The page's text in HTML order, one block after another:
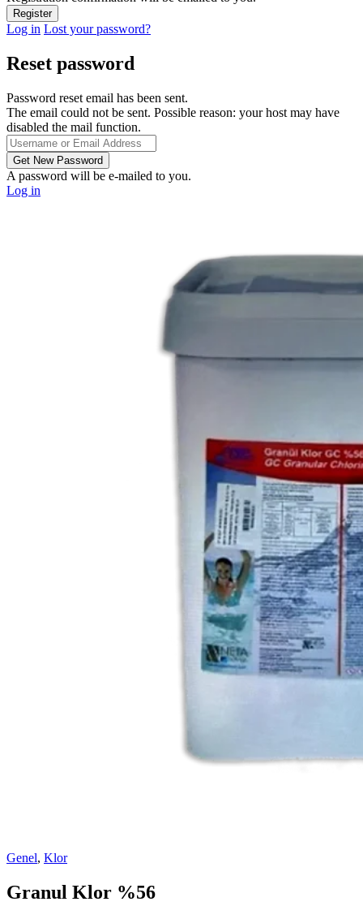
Log in Lost your password?
Reset password
Password reset email has been sent.
The email could not be sent. Possible reason: your host may have
disabled the mail function.
A password will be e-mailed to you.
Log in
Genel, Klor
Granul Klor %56